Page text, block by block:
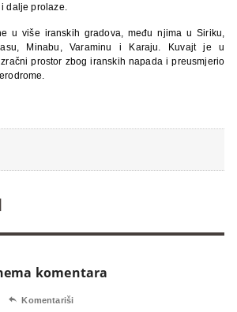
dalje prolaze.
u više iranskih gradova, među njima u Siriku,
Minabu, Varaminu i Karaju. Kuvajt je u
prostor zbog iranskih napada i preusmjerio
komentara
 Komentariši